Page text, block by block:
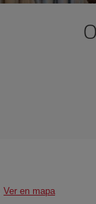
Ver en mapa